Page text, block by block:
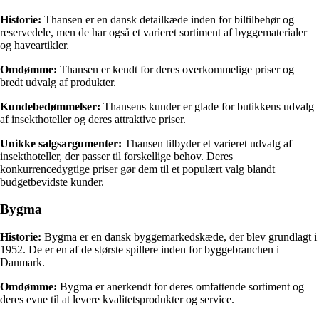
Historie: Thansen er en dansk detailkæde inden for biltilbehør og
reservedele, men de har også et varieret sortiment af byggematerialer
og haveartikler.
Omdømme: Thansen er kendt for deres overkommelige priser og
bredt udvalg af produkter.
Kundebedømmelser: Thansens kunder er glade for butikkens udvalg
af insekthoteller og deres attraktive priser.
Unikke salgsargumenter: Thansen tilbyder et varieret udvalg af
insekthoteller, der passer til forskellige behov. Deres
konkurrencedygtige priser gør dem til et populært valg blandt
budgetbevidste kunder.
Bygma
Historie: Bygma er en dansk byggemarkedskæde, der blev grundlagt i
1952. De er en af de største spillere inden for byggebranchen i
Danmark.
Omdømme: Bygma er anerkendt for deres omfattende sortiment og
deres evne til at levere kvalitetsprodukter og service.